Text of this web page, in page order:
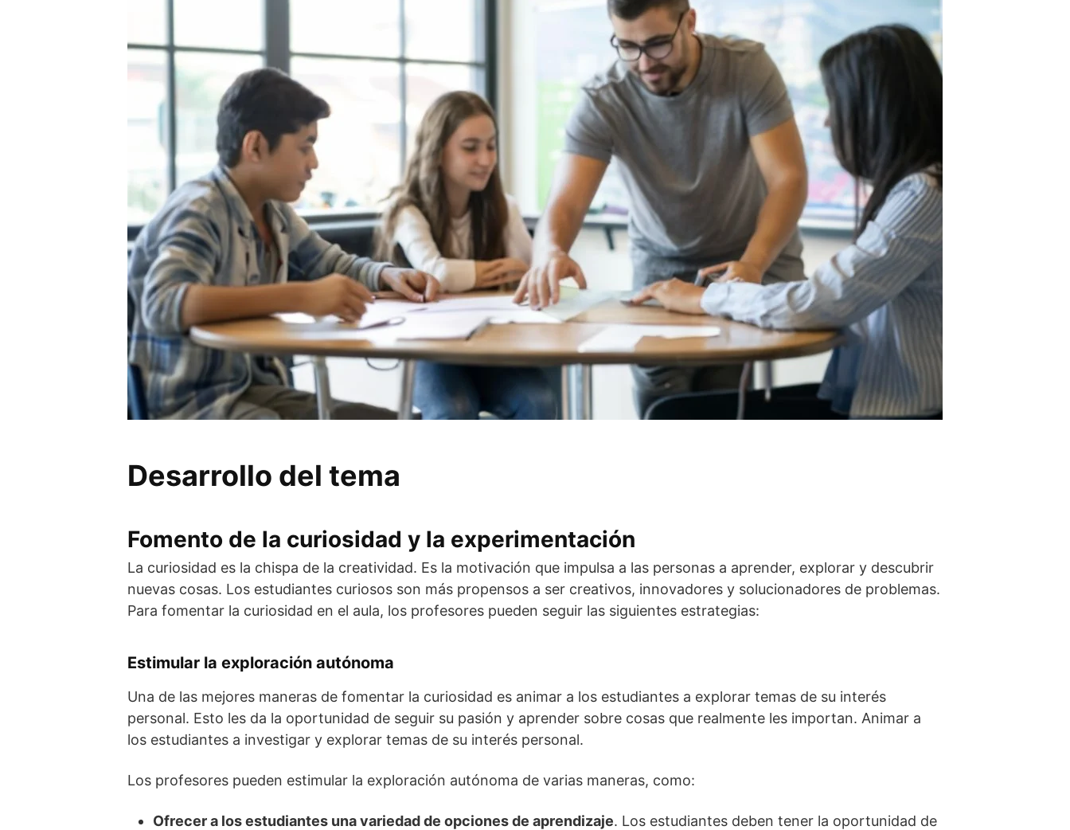
Desarrollo del tema
Fomento de la curiosidad y la experimentación
La curiosidad es la chispa de la creatividad. Es la motivación que impulsa a las personas a aprender, explorar y descubrir
nuevas cosas. Los estudiantes curiosos son más propensos a ser creativos, innovadores y solucionadores de problemas.
Para fomentar la curiosidad en el aula, los profesores pueden seguir las siguientes estrategias:
Estimular la exploración autónoma
Una de las mejores maneras de fomentar la curiosidad es animar a los estudiantes a explorar temas de su interés
personal. Esto les da la oportunidad de seguir su pasión y aprender sobre cosas que realmente les importan. Animar a
los estudiantes a investigar y explorar temas de su interés personal.
Los profesores pueden estimular la exploración autónoma de varias maneras, como:
Ofrecer a los estudiantes una variedad de opciones de aprendizaje. Los estudiantes deben tener la oportunidad de